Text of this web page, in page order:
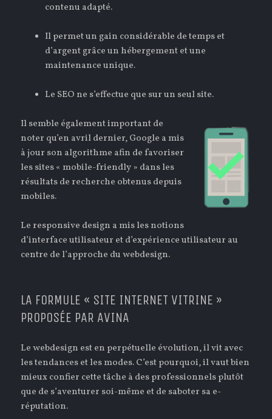
contenu adapté.
Il permet un gain considérable de temps et
d’argent grâce un hébergement et une
maintenance unique.
Le SEO ne s’effectue que sur un seul site.
Il semble également important de
noter qu’en avril dernier, Google a mis
à jour son algorithme afin de favoriser
les sites « mobile-friendly » dans les
résultats de recherche obtenus depuis
mobiles.
Le responsive design a mis les notions
d’interface utilisateur et d’expérience utilisateur au
centre de l’approche du webdesign.
LA FORMULE « SITE INTERNET VITRINE »
PROPOSÉE PAR AVINA
Le webdesign est en perpétuelle évolution, il vit avec
les tendances et les modes. C’est pourquoi, il vaut bien
mieux confier cette tâche à des professionnels plutôt
que de s’aventurer soi-même et de saboter sa e-
réputation.